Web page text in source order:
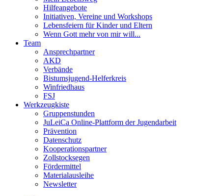
Hilfeangebote
Initiativen, Vereine und Workshops
Lebensfeiern für Kinder und Eltern
Wenn Gott mehr von mir will...
Team
Ansprechpartner
AKD
Verbände
Bistumsjugend-Helferkreis
Winfriedhaus
FSJ
Werkzeugkiste
Gruppenstunden
JuLeiCa Online-Plattform der Jugendarbeit
Prävention
Datenschutz
Kooperationspartner
Zollstocksegen
Fördermittel
Materialausleihe
Newsletter